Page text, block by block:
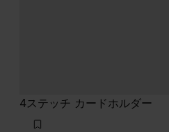
4ステッチ カードホルダー